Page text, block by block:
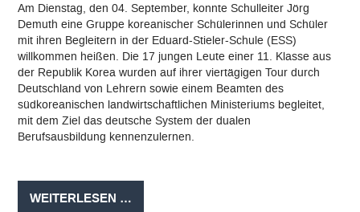
Am Dienstag, den 04. September, konnte Schulleiter Jörg
Demuth eine Gruppe koreanischer Schülerinnen und Schüler
mit ihren Begleitern in der Eduard-Stieler-Schule (ESS)
willkommen heißen. Die 17 jungen Leute einer 11. Klasse aus
der Republik Korea wurden auf ihrer viertägigen Tour durch
Deutschland von Lehrern sowie einem Beamten des
südkoreanischen landwirtschaftlichen Ministeriums begleitet,
mit dem Ziel das deutsche System der dualen
Berufsausbildung kennenzulernen.
WEITERLESEN …